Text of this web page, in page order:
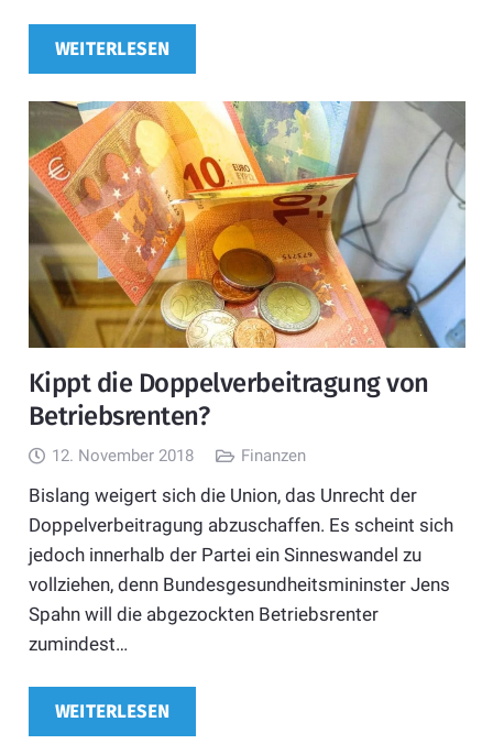
WEITERLESEN
Kippt die Doppelverbeitragung von
Betriebsrenten?
12. November 2018 Finanzen
Bislang weigert sich die Union, das Unrecht der
Doppelverbeitragung abzuschaffen. Es scheint sich
jedoch innerhalb der Partei ein Sinneswandel zu
vollziehen, denn Bundesgesundheitsmininster Jens
Spahn will die abgezockten Betriebsrenter
zumindest…
WEITERLESEN